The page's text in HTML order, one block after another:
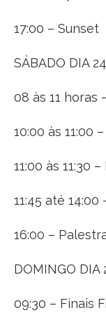
17:00 – Sunset
SÁBADO DIA 24
08 às 11 horas
10:00 às 11:00
11:00 às 11:30
11:45 até
16:00 –
DOMINGO DIA
09:30 – Finais